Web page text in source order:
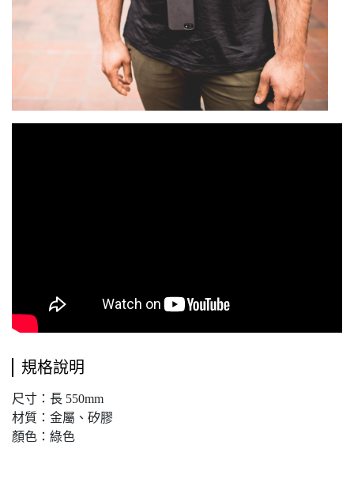
規格說明
尺寸：長 550mm
材質：金屬、矽膠
顏色：綠色